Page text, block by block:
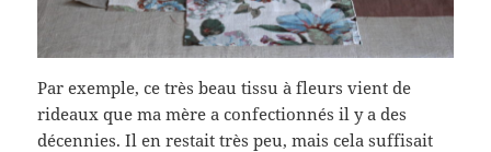
Par exemple, ce très beau tissu à fleurs vient de
rideaux que ma mère a confectionnés il y a des
décennies. Il en restait très peu, mais cela suffisait